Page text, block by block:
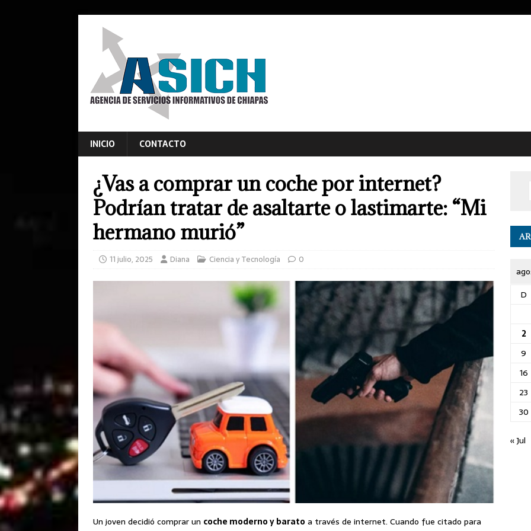
INICIO CONTACTO
¿Vas a comprar un coche por internet?
Podrían tratar de asaltarte o lastimarte: “Mi
hermano murió”
11 julio, 2025 Diana Ciencia y Tecnología 0
Un joven decidió comprar un coche moderno y barato a través de internet. Cuando fue citado para
D
2
9
16
23
30
« Jul